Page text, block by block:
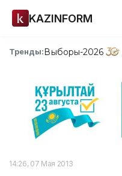
KAZINFORM
Тренды:Выборы-2026
14:26, 07 Мая 2013